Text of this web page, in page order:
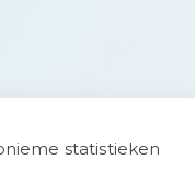
statistieken